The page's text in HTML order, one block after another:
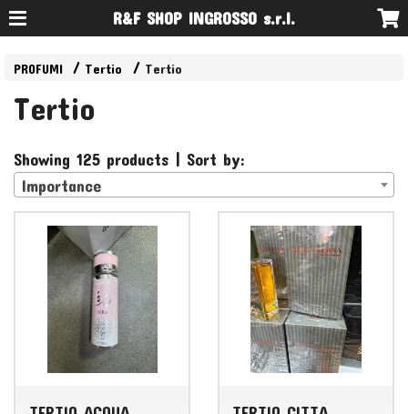
R&F SHOP INGROSSO s.r.l.
PROFUMI Tertio Tertio
Tertio
Showing 125 products | Sort by:
Importance